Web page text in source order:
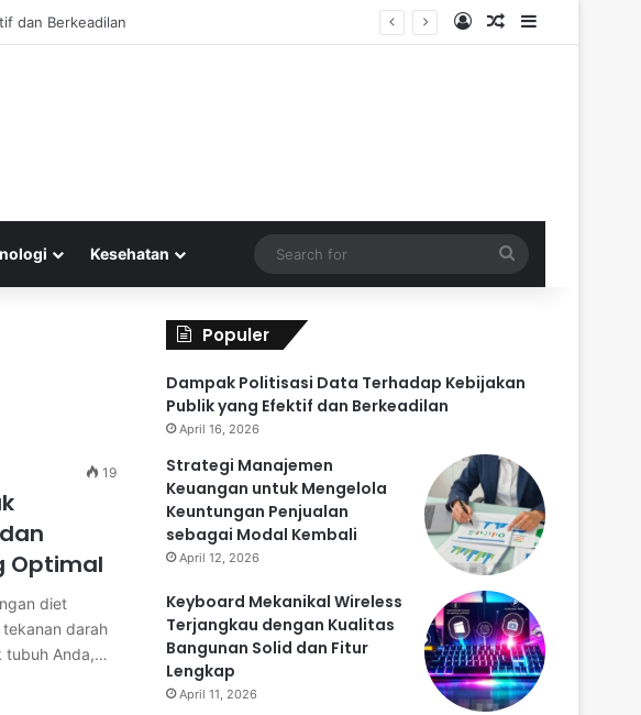
sebagai Modal Kembali Log InRandom Article
Sidebar
Kesehatan
for
19
Optimal
diet
darah
tubuh Anda,…
Populer
Dampak Politisasi Data Terhadap Kebijakan
Publik yang Efektif dan Berkeadilan
April 16, 2026
Strategi Manajemen
Keuangan untuk Mengelola
Keuntungan Penjualan
sebagai Modal Kembali
April 12, 2026
Keyboard Mekanikal Wireless
Terjangkau dengan Kualitas
Bangunan Solid dan Fitur
Lengkap
April 11, 2026